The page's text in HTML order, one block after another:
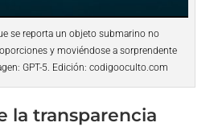
se reporta un objeto submarino no
y moviéndose a sorprendente
GPT-5. Edición: codigooculto.com
la transparencia